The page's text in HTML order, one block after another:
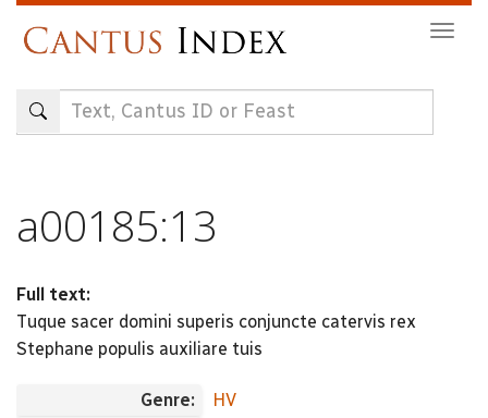
content
a00185:13
Full text:
Tuque sacer domini superis conjuncte catervis rex
Stephane populis auxiliare tuis
Genre:
HV